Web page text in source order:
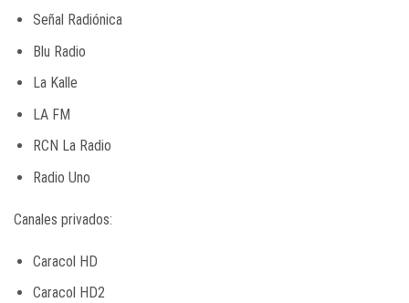
Señal Radiónica
Blu Radio
La Kalle
LA FM
RCN La Radio
Radio Uno
Canales privados:
Caracol HD
Caracol HD2